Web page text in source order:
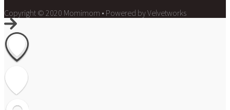
Copyright © 2020 Momimom • Powered by Velvetworks